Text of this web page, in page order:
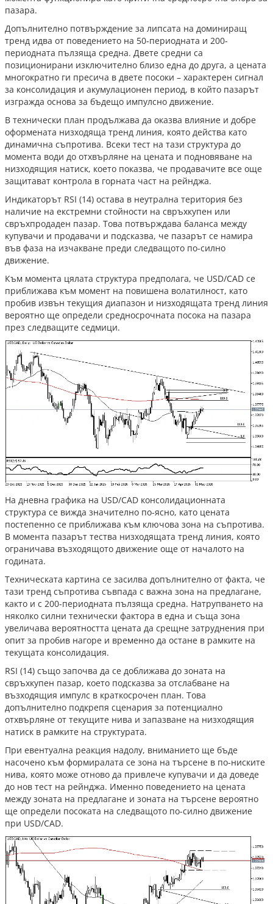
пазара.
Допълнително потвърждение за липсата на доминиращ
тренд идва от поведението на 50-периодната и 200-
периодната пълзяща средна. Двете средни са
позиционирани изключително близо една до друга, а цената
многократно ги пресича в двете посоки – характерен сигнал
за консолидация и акумулационен период, в който пазарът
изгражда основа за бъдещо импулсно движение.
В технически план продължава да оказва влияние и добре
оформената низходяща тренд линия, която действа като
динамична съпротива. Всеки тест на тази структура до
момента води до отхвърляне на цената и подновяване на
низходящия натиск, което показва, че продавачите все още
защитават контрола в горната част на рейнджа.
Индикаторът RSI (14) остава в неутрална територия без
наличие на екстремни стойности на свръхкупен или
свръхпродаден пазар. Това потвърждава баланса между
купувачи и продавачи и подсказва, че пазарът се намира
във фаза на изчакване преди следващото по-силно
движение.
Към момента цялата структура предполага, че USD/CAD се
приближава към момент на повишена волатилност, като
пробив извън текущия диапазон и низходящата тренд линия
вероятно ще определи средносрочната посока на пазара
през следващите седмици.
На дневна графика на USD/CAD консолидационната
структура се вижда значително по-ясно, като цената
постепенно се приближава към ключова зона на съпротива.
В момента пазарът тества низходящата тренд линия, която
ограничава възходящото движение още от началото на
годината.
Техническата картина се засилва допълнително от факта, че
тази тренд съпротива съвпада с важна зона на предлагане,
както и с 200-периодната пълзяща средна. Натрупването на
няколко силни технически фактора в една и съща зона
увеличава вероятността цената да срещне затруднения при
опит за пробив нагоре и временно да остане в рамките на
текущата консолидация.
RSI (14) също започва да се доближава до зоната на
свръхкупен пазар, което подсказва за отслабване на
възходящия импулс в краткосрочен план. Това
допълнително подкрепя сценария за потенциално
отхвърляне от текущите нива и запазване на низходящия
натиск в рамките на структурата.
При евентуална реакция надолу, вниманието ще бъде
насочено към формиралата се зона на търсене в по-ниските
нива, която може отново да привлече купувачи и да доведе
до нов тест на рейнджа. Именно поведението на цената
между зоната на предлагане и зоната на търсене вероятно
ще определи посоката на следващото по-силно движение
при USD/CAD.